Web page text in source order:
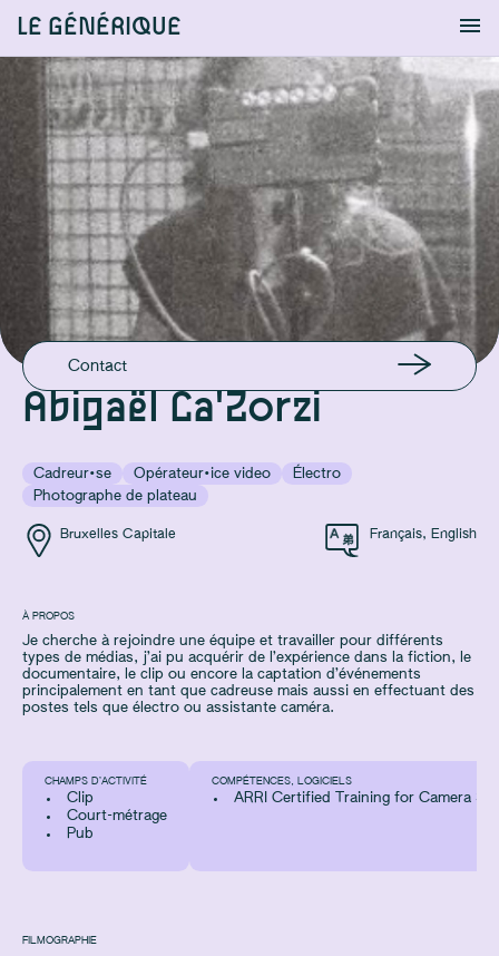
LE GÉNÉRIQUE
Info S'identifier Chercher
Bruxelles Capitale Français, English
Abigaël Ca'Zorzi
Cadreur·se Opérateur·ice video
Électro
Photographe de plateau
À PROPOS
Je cherche à rejoindre une équipe et travailler pour différents
types de médias, j’ai pu acquérir de l’expérience dans la fiction, le
documentaire, le clip ou encore la captation d’événements
principalement en tant que cadreuse mais aussi en effectuant des
postes tels que électro ou assistante caméra.
EMAIL
abigaelcazorzi@gmail.com
Contact
CHAMPS D’ACTIVITÉ
Clip
Court-métrage
Pub
COMPÉTENCES, LOGICIELS
ARRI Certified Training for Camera
FILMOGRAPHIE